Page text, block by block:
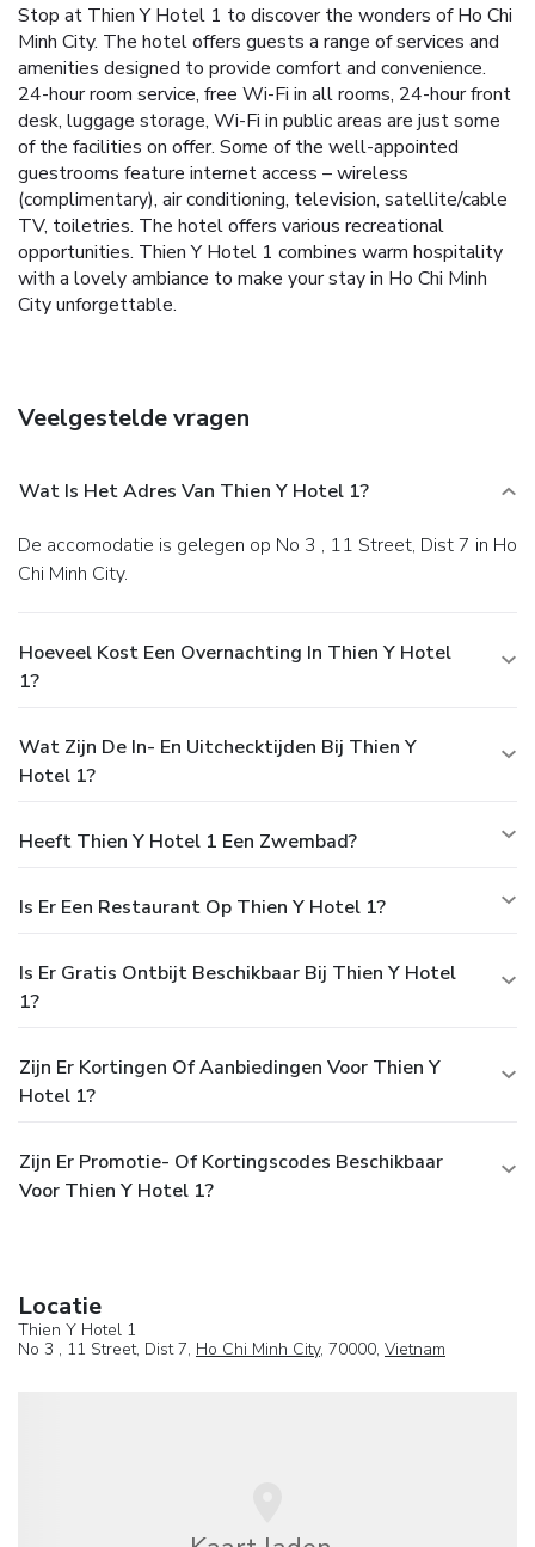
Stop at Thien Y Hotel 1 to discover the wonders of Ho Chi
Minh City. The hotel offers guests a range of services and
amenities designed to provide comfort and convenience.
24-hour room service, free Wi-Fi in all rooms, 24-hour front
desk, luggage storage, Wi-Fi in public areas are just some
of the facilities on offer. Some of the well-appointed
guestrooms feature internet access – wireless
(complimentary), air conditioning, television, satellite/cable
TV, toiletries. The hotel offers various recreational
opportunities. Thien Y Hotel 1 combines warm hospitality
with a lovely ambiance to make your stay in Ho Chi Minh
City unforgettable.
Veelgestelde vragen
Wat Is Het Adres Van Thien Y Hotel 1?
De accomodatie is gelegen op No 3 , 11 Street, Dist 7 in Ho
Chi Minh City.
Hoeveel Kost Een Overnachting In Thien Y Hotel
1?
Wat Zijn De In- En Uitchecktijden Bij Thien Y
Hotel 1?
Heeft Thien Y Hotel 1 Een Zwembad?
Is Er Een Restaurant Op Thien Y Hotel 1?
Is Er Gratis Ontbijt Beschikbaar Bij Thien Y Hotel
1?
Zijn Er Kortingen Of Aanbiedingen Voor Thien Y
Hotel 1?
Zijn Er Promotie- Of Kortingscodes Beschikbaar
Voor Thien Y Hotel 1?
Locatie
Thien Y Hotel 1
No 3 , 11 Street, Dist 7, Ho Chi Minh City, 70000, Vietnam